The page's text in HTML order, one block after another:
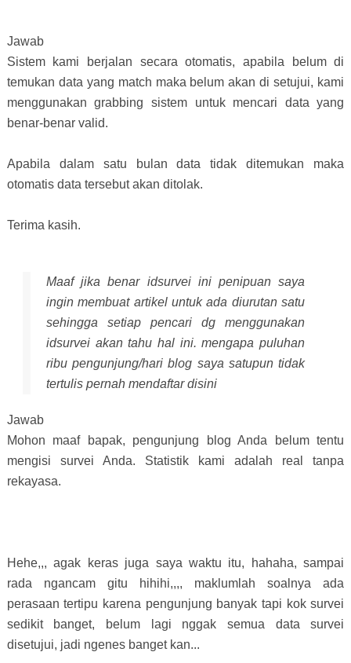
Jawab
Sistem kami berjalan secara otomatis, apabila belum di
temukan data yang match maka belum akan di setujui, kami
menggunakan grabbing sistem untuk mencari data yang
benar-benar valid.
Apabila dalam satu bulan data tidak ditemukan maka
otomatis data tersebut akan ditolak.
Terima kasih.
Maaf jika benar idsurvei ini penipuan saya
ingin membuat artikel untuk ada diurutan satu
sehingga setiap pencari dg menggunakan
idsurvei akan tahu hal ini. mengapa puluhan
ribu pengunjung/hari blog saya satupun tidak
tertulis pernah mendaftar disini
Jawab
Mohon maaf bapak, pengunjung blog Anda belum tentu
mengisi survei Anda. Statistik kami adalah real tanpa
rekayasa.
Hehe,,, agak keras juga saya waktu itu, hahaha, sampai
rada ngancam gitu hihihi,,,, maklumlah soalnya ada
perasaan tertipu karena pengunjung banyak tapi kok survei
sedikit banget, belum lagi nggak semua data survei
disetujui, jadi ngenes banget kan...